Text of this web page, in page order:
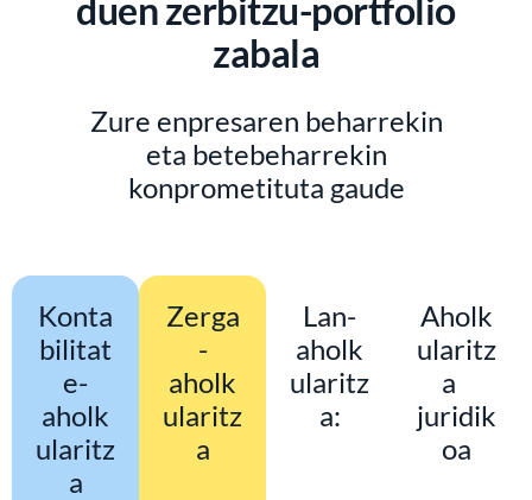
duen zerbitzu-portfolio
zabala
Zure enpresaren beharrekin
eta betebeharrekin
konprometituta gaude
Konta
bilitat
e-
aholk
ularitz
a
Zerga
-
aholk
ularitz
a
Lan-
aholk
ularitz
a:
Aholk
ularitz
a
juridik
oa